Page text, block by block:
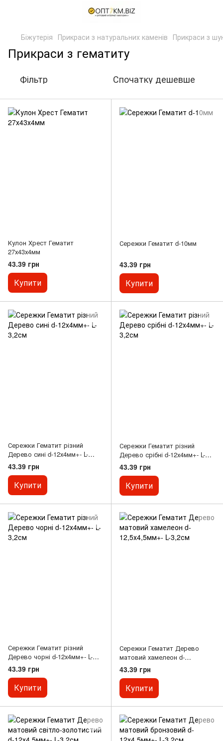
Біжутерія Прикраси з натуральних каменів Прикраси з
Прикраси з гематиту
Фільтр Спочатку дешевше
Кулон Хрест Гематит
27х43х4мм
43.39 грн
Купити
Сережки Гематит d-10мм
43.39 грн
Купити
Сережки Гематит різний
Дерево сині d-12х4мм+- L-
3,2см
43.39 грн
Купити
Сережки Гематит різний
Дерево срібні d-12х4мм+- L-
3,2см
43.39 грн
Купити
Сережки Гематит різний
Дерево чорні d-12х4мм+- L-
3,2см
43.39 грн
Купити
Сережки Гематит Дерево
матовий хамелеон d-
12,5х4,5мм+- L-3,2см
43.39 грн
Купити